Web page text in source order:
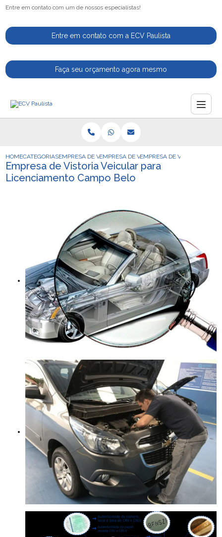
Entre em contato com um de nossos especialistas!
Entre em contato com a ECV Paulista
Faça seu orçamento agora mesmo
HOMECATEGORIASEMPRESA DE VISTORIA VEICULAR
EMPRESA DE VISTORIA VEICULAR PARA
EMPRESA DE VISTORIA
Empresa de Vistoria Veicular para
Licenciamento Campo Belo